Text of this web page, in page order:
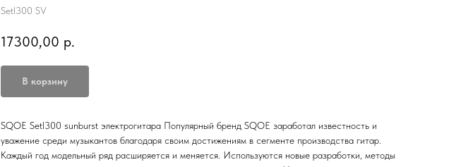
Setl300 SV
17300,00 р.
В корзину
SQOE Setl300 sunburst электрогитара Популярный бренд SQOE заработал известность и
уважение среди музыкантов благодаря своим достижениям в сегменте производства гитар.
Каждый год модельный ряд расширяется и меняется. Используются новые разработки, методы